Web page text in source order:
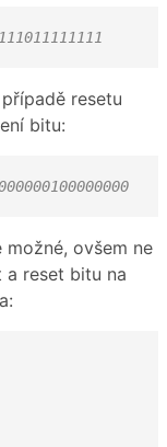
resetu
bitu:
ovšem ne
reset bitu na